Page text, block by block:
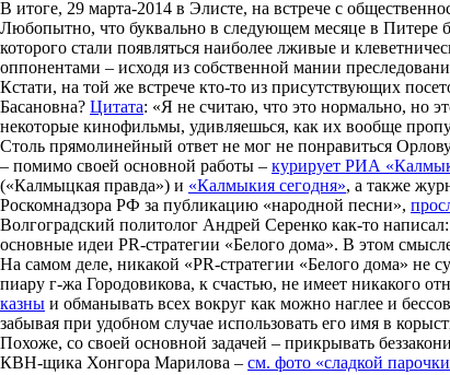
В итоге, 29 марта-2014 в Элисте, на встрече с
Любопытно, что буквально в следующем месяце в Питере
которого стали появляться наиболее лживые и
оппонентами – исходя из собственной мании
Кстати, на той же встрече кто-то из присутствующих
Басановна? Цитата: «Я не считаю, что это нормально, но
некоторые кинофильмы, удивляешься, как их вообще
Столь прямолинейный ответ не мог не понравиться
– помимо своей основной работы – курирует РИА
(«Калмыцкая правда») и «Калмыкия сегодня», а также
Роскомнадзора РФ за публикацию «народной песни»,
Волгоградский политолог Андрей Серенко как-то
основные идеи PR-стратегии «Белого дома». В этом
На самом деле, никакой «PR-стратегии «Белого дома» не
пиару г-жа Городовикова, к счастью, не имеет никакого
казны и обманывать всех вокруг как можно наглее и
забывая при удобном случае использовать его имя в
Похоже, со своей основной задачей – прикрывать
КВН-щика Хонгора Марилова – см. фото «сладкой